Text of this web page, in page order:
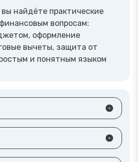
найдёте практические
вопросам:
оформление
вычеты, защита от
и понятным языком